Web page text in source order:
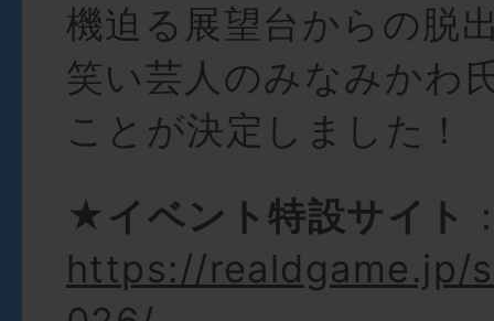
機迫る展望台からの脱
笑い芸人のみなみかわ
ことが決定しました！
★イベント特設サイト
https://realdgame.jp/